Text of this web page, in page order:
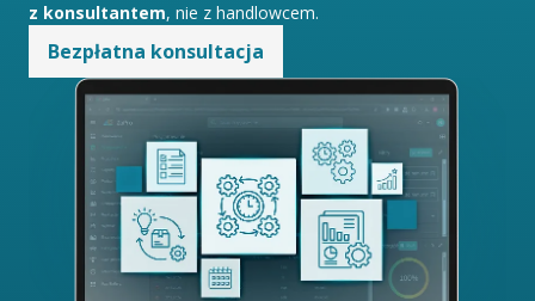
z konsultantem, nie z handlowcem.
Bezpłatna konsultacja